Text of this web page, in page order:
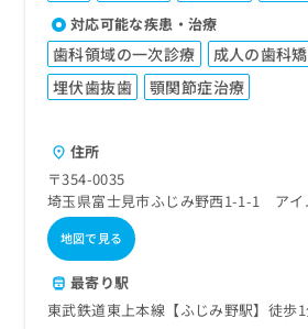
対応可能な疾患・治療
歯科領域の一次診療
成人の歯科
埋伏歯抜歯
顎関節症治療
住所
〒354-0035
埼玉県富士見市ふじみ野西1-1-1 アイ
地図で見る
最寄り駅
東武鉄道東上本線【ふじみ野駅】徒歩